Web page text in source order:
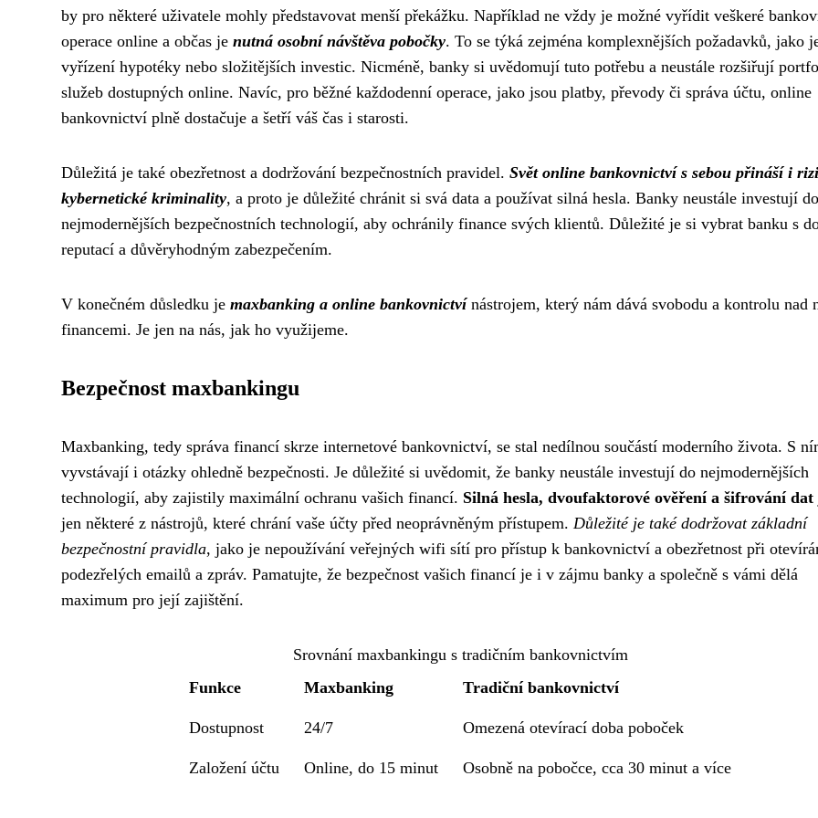
by pro některé uživatele mohly představovat menší překážku. Například ne vždy je možné vyřídit veškeré
operace online a občas je nutná osobní návštěva pobočky. To se týká zejména komplexnějších požadavků, jako
vyřízení hypotéky nebo složitějších investic. Nicméně, banky si uvědomují tuto potřebu a neustále rozšiřují
služeb dostupných online. Navíc, pro běžné každodenní operace, jako jsou platby, převody či správa účtu, online
bankovnictví plně dostačuje a šetří váš čas i starosti.
Důležitá je také obezřetnost a dodržování bezpečnostních pravidel. Svět online bankovnictví s sebou přináší i
kybernetické kriminality, a proto je důležité chránit si svá data a používat silná hesla. Banky neustále investují do
nejmodernějších bezpečnostních technologií, aby ochránily finance svých klientů. Důležité je si vybrat banku s
reputací a důvěryhodným zabezpečením.
V konečném důsledku je maxbanking a online bankovnictvínástrojem, který nám dává svobodu a kontrolu nad
financemi. Je jen na nás, jak ho využijeme.
Bezpečnost maxbankingu
Maxbanking, tedy správa financí skrze internetové bankovnictví, se stal nedílnou součástí moderního života. S
vyvstávají i otázky ohledně bezpečnosti. Je důležité si uvědomit, že banky neustále investují do nejmodernějších
technologií, aby zajistily maximální ochranu vašich financí. Silná hesla, dvoufaktorové ověření a šifrování dat
jen některé z nástrojů, které chrání vaše účty před neoprávněným přístupem. Důležité je také dodržovat základní
bezpečnostní pravidla, jako je nepoužívání veřejných wifi sítí pro přístup k bankovnictví a obezřetnost při
podezřelých emailů a zpráv. Pamatujte, že bezpečnost vašich financí je i v zájmu banky a společně s vámi dělá
maximum pro její zajištění.
Srovnání maxbankingu s tradičním bankovnictvím
Funkce
Maxbanking Tradiční bankovnictví
Dostupnost 24/7 Omezená otevírací doba poboček
Založení účtu Online, do 15 minut Osobně na pobočce, cca 30 minut a více